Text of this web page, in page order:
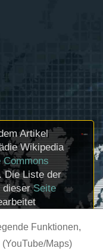
Funktionen,
Maps)
Artikel
Wikipedia
Commons
Die Liste der
dieserSeite
Regelfall